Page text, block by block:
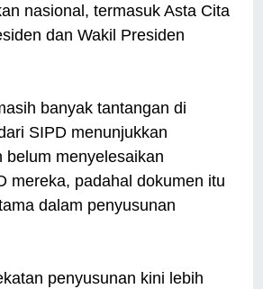
nasional, termasuk Asta Cita
dan Wakil Presiden
banyak tantangan di
SIPD menunjukkan
belum menyelesaikan
mereka, padahal dokumen itu
dalam penyusunan
penyusunan kini lebih